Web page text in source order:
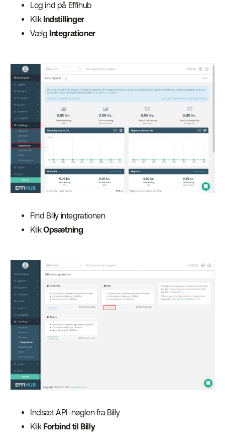
Log ind på Effihub
Klik Indstillinger
Vælg Integrationer
Find Billy integrationen
KlikOpsætning
Indsæt API-nøglen fra Billy
Klik Forbind til Billy